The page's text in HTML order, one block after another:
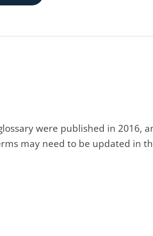
were published in 2016,
may need to be updated in